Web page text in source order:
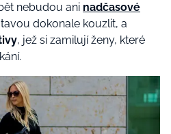
nebudou ani nadčasové
dokonale kouzlit, a
, jež si zamilují ženy, které